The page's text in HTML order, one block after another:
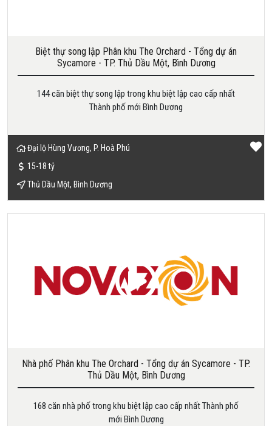
Biệt thự song lập Phân khu The Orchard - Tổng dự án
Sycamore - TP. Thủ Dầu Một, Bình Dương
144 căn biệt thự song lập trong khu biệt lập cao cấp nhất
Thành phố mới Bình Dương
Đại lộ Hùng Vương, P. Hoà Phú
15-18 tỷ
Thủ Dầu Một, Bình Dương
Nhà phố Phân khu The Orchard - Tổng dự án Sycamore - TP.
Thủ Dầu Một, Bình Dương
168 căn nhà phố trong khu biệt lập cao cấp nhất Thành phố
mới Bình Dương